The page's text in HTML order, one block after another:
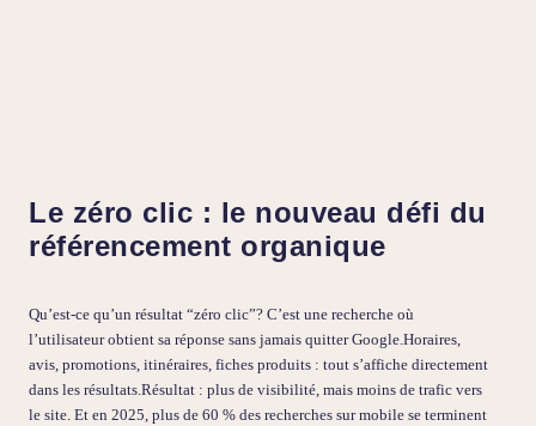
Le zéro clic : le nouveau défi du
référencement organique
Qu’est-ce qu’un résultat “zéro clic”? C’est une recherche où
l’utilisateur obtient sa réponse sans jamais quitter Google.Horaires,
avis, promotions, itinéraires, fiches produits : tout s’affiche directement
dans les résultats.Résultat : plus de visibilité, mais moins de trafic vers
le site. Et en 2025, plus de 60 % des recherches sur mobile se terminent